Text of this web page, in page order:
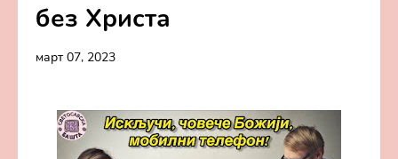
без Христа
март 07, 2023